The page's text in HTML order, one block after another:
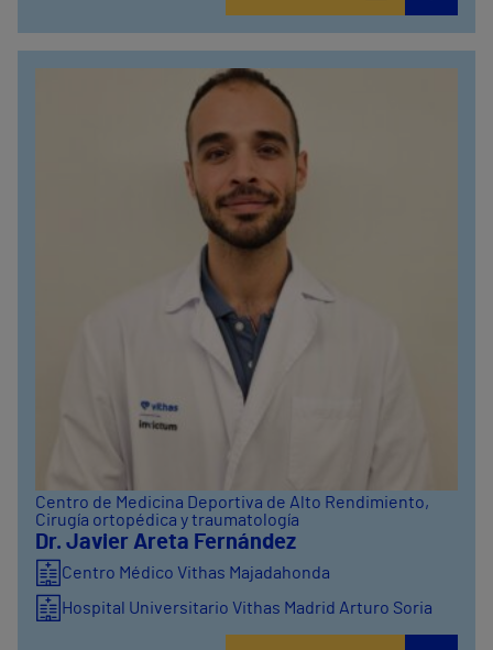
Centro de Medicina Deportiva de Alto Rendimiento,
Cirugía ortopédica y traumatología
Dr. Javier Areta Fernández
Centro Médico Vithas Majadahonda
Hospital Universitario Vithas Madrid Arturo Soria